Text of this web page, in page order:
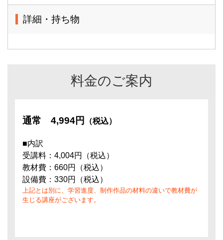
詳細・持ち物
料金のご案内
通常 4,994円 （税込）
■内訳
受講料：4,004円（税込）
教材費：660円（税込）
設備費：330円（税込）
上記とは別に、学習進度、制作作品の材料の違いで教材費が
生じる講座がございます。